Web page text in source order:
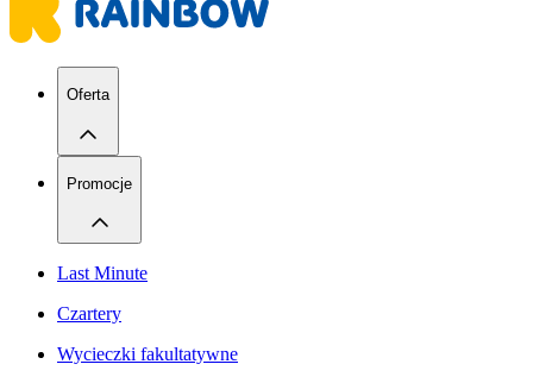
Oferta
Promocje
Last Minute
Czartery
Wycieczki fakultatywne